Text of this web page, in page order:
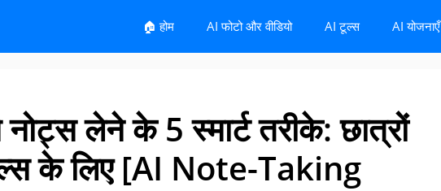
🏠 होम AI फोटो और वीडियो AI टूल्स AI योजनाएँ
लेने के 5 स्मार्ट तरीके: छात्रों
के लिए [AI Note-Taking